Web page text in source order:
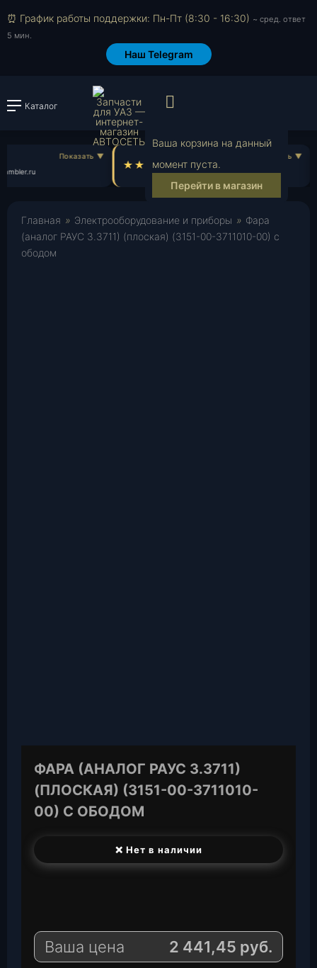
⏰ График работы поддержки: Пн-Пт (8:30 - 16:30) ~ сред. ответ
5 мин.
Наш Telegram
Каталог Войти или
Ваша корзина на данный
момент пуста.
Перейти в магазин
ol***@yahoo.com
Главная » Электрооборудование и приборы » Фара
(аналог РАУС 3.3711) (плоская) (3151-00-3711010-00) с
ободом
ФАРА (АНАЛОГ РАУС 3.3711)
(ПЛОСКАЯ) (3151-00-3711010-
00) С ОБОДОМ
❌ Нет в наличии
e
r
a
s
a
Ваша цена 2 441,45 руб.